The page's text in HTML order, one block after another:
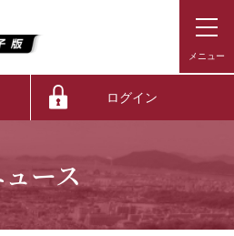
ログイン
ース